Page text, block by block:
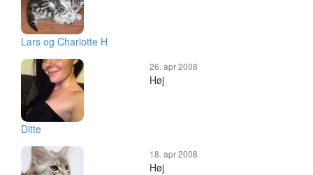
Lars og Charlotte H
Ditte
26. apr 2008
Høj
18. apr 2008
Høj